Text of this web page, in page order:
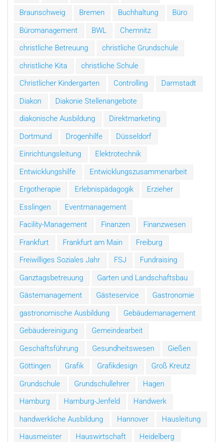
Braunschweig
Bremen Buchhaltung
Büro
Büromanagement
BWL
Chemnitz
christliche Betreuung
christliche Grundschule
christliche Kita
christliche Schule
Christlicher Kindergarten
Controlling
Darmstadt
Diakon
Diakonie Stellenangebote
diakonische Ausbildung
Direktmarketing
Dortmund
Drogenhilfe
Düsseldorf
Einrichtungsleitung
Elektrotechnik
Entwicklungshilfe
Entwicklungszusammenarbeit
Ergotherapie
Erlebnispädagogik
Erzieher
Esslingen
Eventmanagement
Facility-Management
Finanzen
Finanzwesen
Frankfurt
Frankfurt am Main
Freiburg
Freiwilliges Soziales Jahr
FSJ
Fundraising
Ganztagsbetreuung
Garten und Landschaftsbau
Gästemanagement
Gästeservice
Gastronomie
gastronomische Ausbildung
Gebäudemanagement
Gebäudereinigung
Gemeindearbeit
Geschäftsführung
Gesundheitswesen
Gießen
Göttingen
Grafik Grafikdesign
Groß Kreutz
Grundschule
Grundschullehrer
Hagen
Hamburg
Hamburg-Jenfeld
Handwerk
handwerkliche Ausbildung
Hannover
Hausleitung
Hausmeister
Hauswirtschaft
Heidelberg